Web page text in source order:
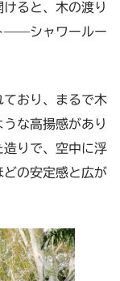
ると、木の渡り
——シャワールー
おり、まるで木
な高揚感があり
造りで、空中に浮
の安定感と広が